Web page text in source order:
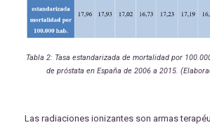
Tabla 2: Tasa estandarizada de mortalidad por
de próstata en España de 2006 a 2015.
Las radiaciones ionizantes son armas